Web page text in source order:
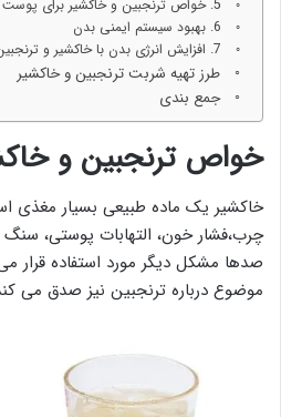
5. خواص ترنجبین و خاکشیر برای پوست
6. بهبود سیستم ایمنی بدن
7. افزایش انرژی بدن با خاکشیر و ترنجبین
طرز تهیه شربت ترنجبین و خاکشیر
جمع بندی
خواص ترنجبین و
خاکشیر یک ماده طبیعی بسیار مغذی
چرب،فشار خون، التهابات پوستی، سنگ
صدها مشکل دیگر مورد استفاده قرار
موضوع درباره ترنجبین نیز صدق می